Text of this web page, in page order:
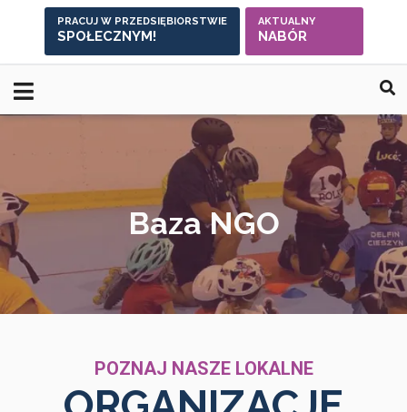
PRACUJ W PRZEDSIĘBIORSTWIE
SPOŁECZNYM!
AKTUALNY
NABÓR
Baza NGO
POZNAJ NASZE LOKALNE